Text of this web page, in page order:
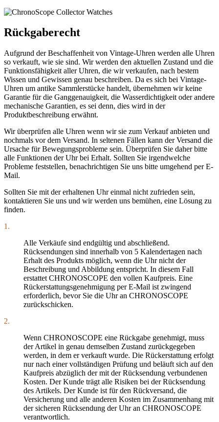
Rückgaberecht
Aufgrund der Beschaffenheit von Vintage-Uhren werden alle Uhren
so verkauft, wie sie sind. Wir werden den aktuellen Zustand und die
Funktionsfähigkeit aller Uhren, die wir verkaufen, nach bestem
Wissen und Gewissen genau beschreiben. Da es sich bei Vintage-
Uhren um antike Sammlerstücke handelt, übernehmen wir keine
Garantie für die Ganggenauigkeit, die Wasserdichtigkeit oder andere
mechanische Garantien, es sei denn, dies wird in der
Produktbeschreibung erwähnt.
Wir überprüfen alle Uhren wenn wir sie zum Verkauf anbieten und
nochmals vor dem Versand. In seltenen Fällen kann der Versand die
Ursache für Bewegungsprobleme sein. Überprüfen Sie daher bitte
alle Funktionen der Uhr bei Erhalt. Sollten Sie irgendwelche
Probleme feststellen, benachrichtigen Sie uns bitte umgehend per E-
Mail.
Sollten Sie mit der erhaltenen Uhr einmal nicht zufrieden sein,
kontaktieren Sie uns und wir werden uns bemühen, eine Lösung zu
finden.
1.
Alle Verkäufe sind endgültig und abschließend.
Rücksendungen sind innerhalb von 5 Kalendertagen nach
Erhalt des Produkts möglich, wenn die Uhr nicht der
Beschreibung und Abbildung entspricht. In diesem Fall
erstattet CHRONOSCOPE den vollen Kaufpreis. Eine
Rückerstattungsgenehmigung per E-Mail ist zwingend
erforderlich, bevor Sie die Uhr an CHRONOSCOPE
zurückschicken.
2.
Wenn CHRONOSCOPE eine Rückgabe genehmigt, muss
der Artikel in genau demselben Zustand zurückgegeben
werden, in dem er verkauft wurde. Die Rückerstattung erfolgt
nur nach einer vollständigen Prüfung und beläuft sich auf den
Kaufpreis abzüglich der mit der Rücksendung verbundenen
Kosten. Der Kunde trägt alle Risiken bei der Rücksendung
des Artikels. Der Kunde ist für den Rückversand, die
Versicherung und alle anderen Kosten im Zusammenhang mit
der sicheren Rücksendung der Uhr an CHRONOSCOPE
verantwortlich.